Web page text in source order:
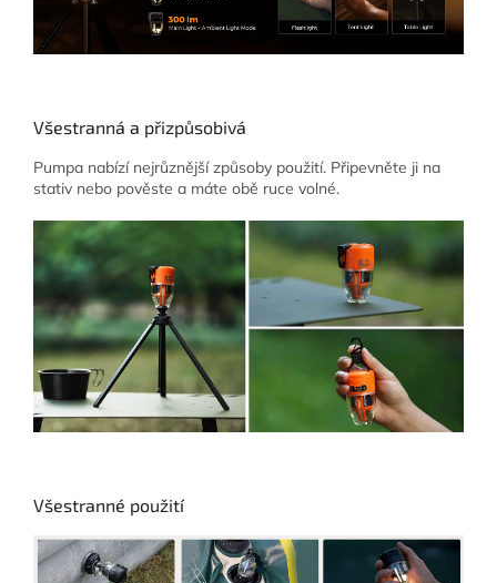
Všestranná a přizpůsobivá
Pumpa nabízí nejrůznější způsoby použití. Připevněte ji na
stativ nebo pověste a máte obě ruce volné.
Všestranné použití